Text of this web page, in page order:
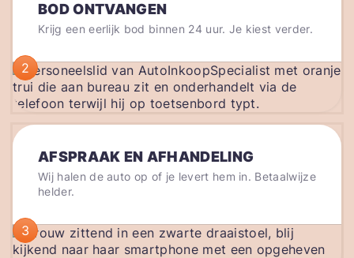
BOD ONTVANGEN
Krijg een eerlijk bod binnen 24 uur. Je kiest verder.
2
AFSPRAAK EN AFHANDELING
Wij halen de auto op of je levert hem in. Betaalwijze
helder.
3